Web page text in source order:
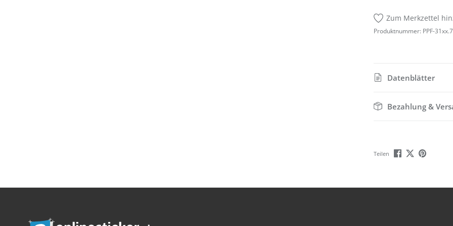
Zum Merkzettel
Produktnummer: PPF-
Datenblätter
Bezahlung &
Teilen